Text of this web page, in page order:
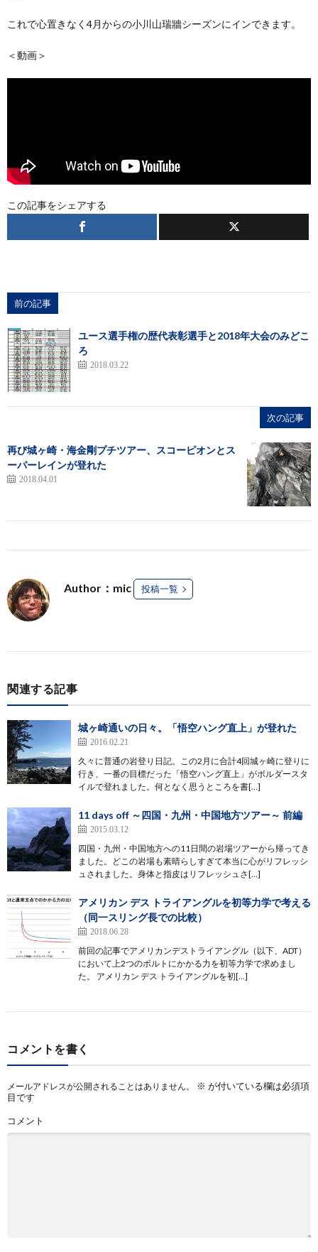
これで心置きなく4月からの小川山瑞牆シーズンにインできます。
＜動画＞
この記事をシェアする
前の記事
ユース選手権の歴代表彰選手と2018年大会のみどこ
ろ
2018.03.22
次の記事
再び城ヶ崎・海金剛プチツアー、スコーピオンとス
ーパーレインが登れた
2018.04.01
Author：mic 投稿一覧
関連する記事
城ヶ崎通いの日々。「悟空ハング直上」が登れた
2016.02.21
久々に普通の岩登り日記。この2月に合計4回城ヶ崎に登りに
行き、一番の目標だった「悟空ハング直上」がボルダースタ
イルで登れました。何となく思うところを書[…]
11 days off ～四国・九州・中国地方ツアー～ 前編
2015.03.12
四国・九州・中国地方への11日間の岩場ツアーから帰ってき
ました。どこの岩場も素晴らしすぎて本当に心がリフレッシ
ュされました。身体と指皮はリフレッシュさ[…]
アメリカン デス トライアングルを初等力学で考える
（同一スリング長での比較）
2018.06.28
前回の記事でアメリカンデストライアングル（以下、ADT）
において上2つのボルトにかかる力を初等力学で求めまし
た。 アメリカン デス トライアングルを初[…]
コメントを書く
メールアドレスが公開されることはありません。 ※ が付いている欄は必須項
目です
コメント